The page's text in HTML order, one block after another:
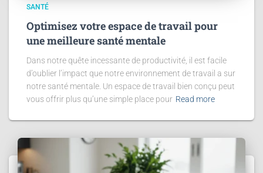
SANTÉ
Optimisez votre espace de travail pour
une meilleure santé mentale
Dans notre quête incessante de productivité, il est facile
d’oublier l’impact que notre environnement de travail a sur
notre santé mentale. Un espace de travail bien conçu peut
vous offrir plus qu’une simple place pour Read more